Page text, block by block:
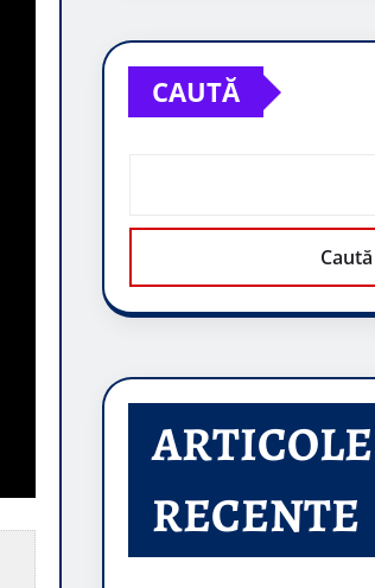
CAUTĂ
Caută
ARTICOLE
RECENTE